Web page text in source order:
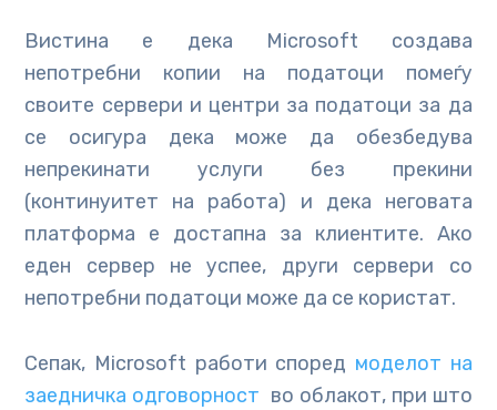
Вистина е дека Microsoft создава
непотребни копии на податоци помеѓу
своите сервери и центри за податоци за да
се осигура дека може да обезбедува
непрекинати услуги без прекини
(континуитет на работа) и дека неговата
платформа е достапна за клиентите. Ако
еден сервер не успее, други сервери со
непотребни податоци може да се користат.
Сепак, Microsoft работи според моделот на
заедничка одговорност во облакот, при што